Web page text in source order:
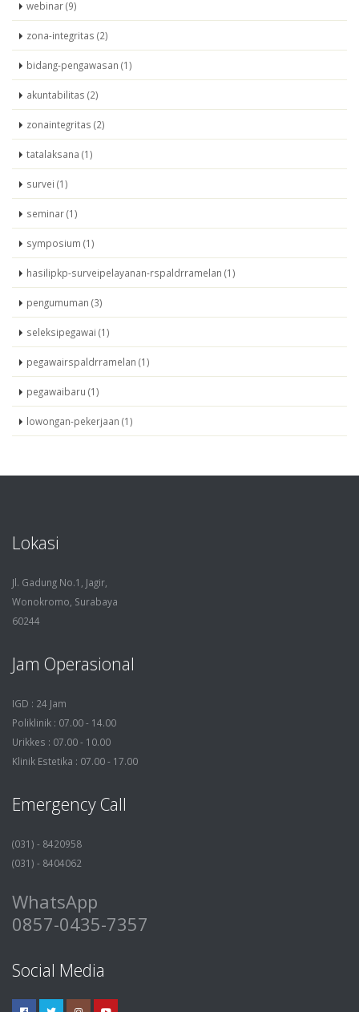
webinar (9)
zona-integritas (2)
bidang-pengawasan (1)
akuntabilitas (2)
zonaintegritas (2)
tatalaksana (1)
survei (1)
seminar (1)
symposium (1)
hasilipkp-surveipelayanan-rspaldrramelan (1)
pengumuman (3)
seleksipegawai (1)
pegawairspaldrramelan (1)
pegawaibaru (1)
lowongan-pekerjaan (1)
Lokasi
Jl. Gadung No.1, Jagir,
Wonokromo, Surabaya
60244
Jam Operasional
IGD : 24 Jam
Poliklinik : 07.00 - 14.00
Urikkes : 07.00 - 10.00
Klinik Estetika : 07.00 - 17.00
Emergency Call
(031) - 8420958
(031) - 8404062
WhatsApp
0857-0435-7357
Social Media